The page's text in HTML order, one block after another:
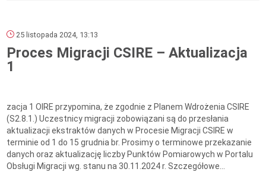
25 listopada 2024, 13:13
Proces Migracji CSIRE – Aktualizacja
1
zacja 1 OIRE przypomina, że zgodnie z Planem Wdrożenia CSIRE
(S2.8.1.) Uczestnicy migracji zobowiązani są do przesłania
aktualizacji ekstraktów danych w Procesie Migracji CSIRE w
terminie od 1 do 15 grudnia br. Prosimy o terminowe przekazanie
danych oraz aktualizację liczby Punktów Pomiarowych w Portalu
Obsługi Migracji wg. stanu na 30.11.2024 r. Szczegółowe...